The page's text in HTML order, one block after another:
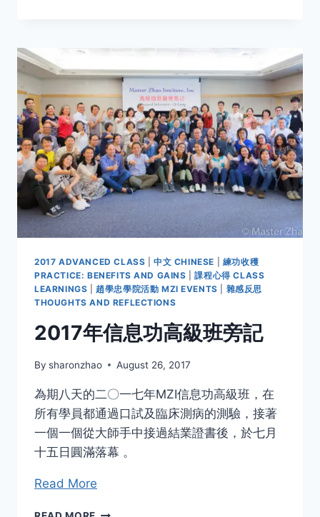
TO
UNDER
MASTER
ZHAO
BY
HARRY
P.
2017 ADVANCED CLASS |中文 CHINESE
練功收穫
PRACTICE: BENEFITS AND GAINS |課程心得 CLASS
LEARNINGS |趙學忠學院活動 MZI EVENTS
雜感反思
THOUGHTS AND REFLECTIONS
2017年信息功高級班旁記
By sharonzhao August 26, 2017
為期八天的二〇一七年MZI信息功高級班，在
所有學員都通過口試及臨床測病的測驗，接著
一個一個從大師手中接過結業證書後，於七月
十五日圓滿落幕 。
Read More
2017